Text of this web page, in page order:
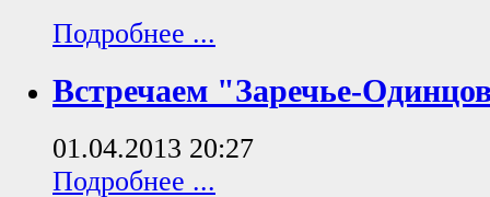
Подробнее ...
Встречаем "Заречье-
01.04.2013 20:27
Подробнее ...